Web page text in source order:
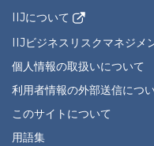
IIJについて
IIJビジネスリスクマネジメ
個人情報の取扱いについて
利用者情報の外部送信につ
このサイトについて
用語集